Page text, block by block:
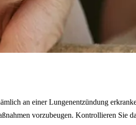
an einer Lungenentzündung
vorzubeugen. Kontrollieren Sie